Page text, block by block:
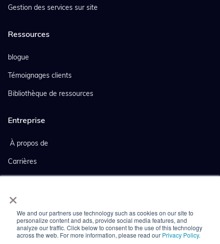
×
We and our partners use technology such as cookies on our site to
personalize content and ads, provide social media features, and
analyze our traffic. Click below to consent to the use of this technology
across the web. For more information, please read our Privacy Policy.
Gestion des services sur site
Ressources
blogue
Témoignages clients
Bibliothèque de ressources
Entreprise
À propos de
Carrières
Nouvelles de l'entreprise
Couverture de presse
Nous contacter